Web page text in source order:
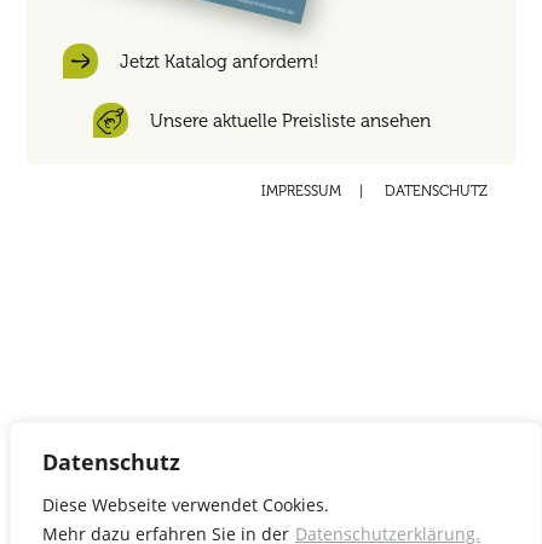
Datenschutz
Diese Webseite verwendet Cookies.
Mehr dazu erfahren Sie in der Datenschutzerklärung.
Jetzt Katalog anfordern!
Unsere aktuelle Preisliste ansehen
IMPRESSUM |DATENSCHUTZ